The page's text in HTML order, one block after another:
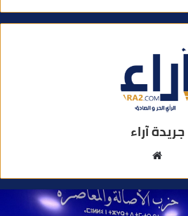
جريدة آراء
ق
ع